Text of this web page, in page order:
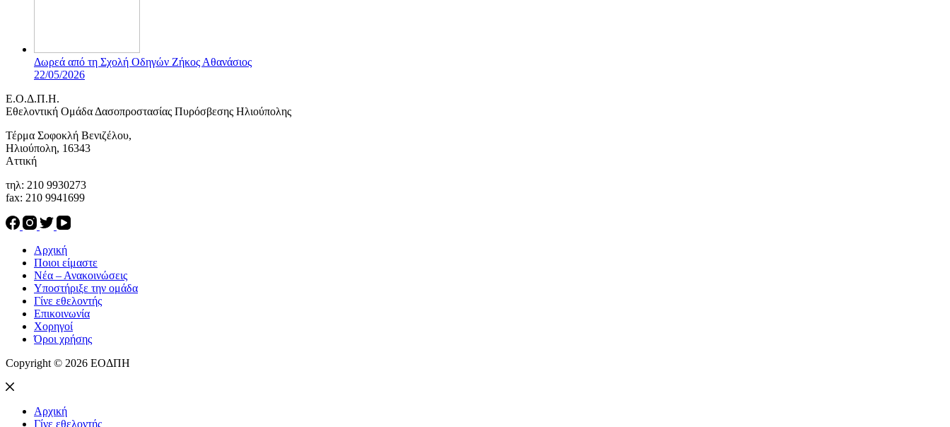
Δωρεά από τη Σχολή Οδηγών Ζήκος Αθανάσιος
22/05/2026
Ε.Ο.Δ.Π.Η.
Eθελοντική Ομάδα Δασοπροστασίας Πυρόσβεσης Ηλιούπολης
Τέρμα Σοφοκλή Βενιζέλου,
Ηλιούπολη, 16343
Αττική
τηλ: 210 9930273
fax: 210 9941699
Αρχική
Ποιοι είμαστε
Νέα – Ανακοινώσεις
Υποστήριξε την ομάδα
Γίνε εθελοντής
Επικοινωνία
Χορηγοί
Όροι χρήσης
Copyright © 2026 ΕΟΔΠΗ
Αρχική
Γίνε εθελοντής